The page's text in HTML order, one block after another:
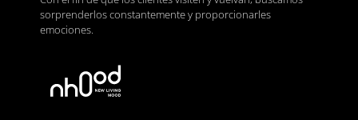
sorprenderlos constantemente y proporcionarles
emociones.